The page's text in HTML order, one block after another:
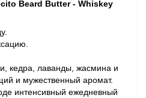
Beard Butter - Whiskey
кедра, лаванды, жасмина и
и мужественный аромат.
интенсивный ежедневный